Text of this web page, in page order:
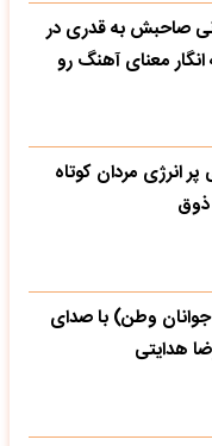
صاحبش به قدری در
انگار معنای آهنگ رو
انرژی مردان کوتاه
وطن) با صدای
هدایتی